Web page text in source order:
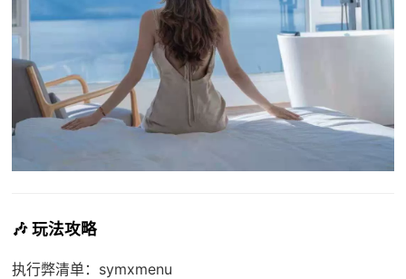
🎶 玩法攻略
执行弊清单：symxmenu